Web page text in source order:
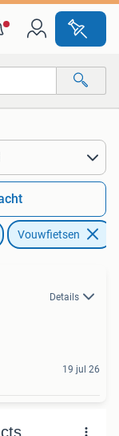
Vouwfietsen
Details
19 jul 26